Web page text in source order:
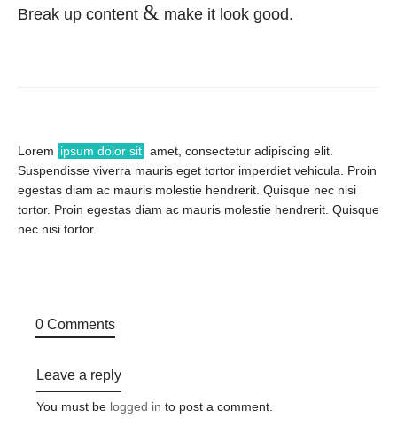
Break up content & make it look good.
Lorem ipsum dolor sit amet, consectetur adipiscing elit.
Suspendisse viverra mauris eget tortor imperdiet vehicula. Proin
egestas diam ac mauris molestie hendrerit. Quisque nec nisi
tortor. Proin egestas diam ac mauris molestie hendrerit. Quisque
nec nisi tortor.
0 Comments
Leave a reply
You must be logged in to post a comment.